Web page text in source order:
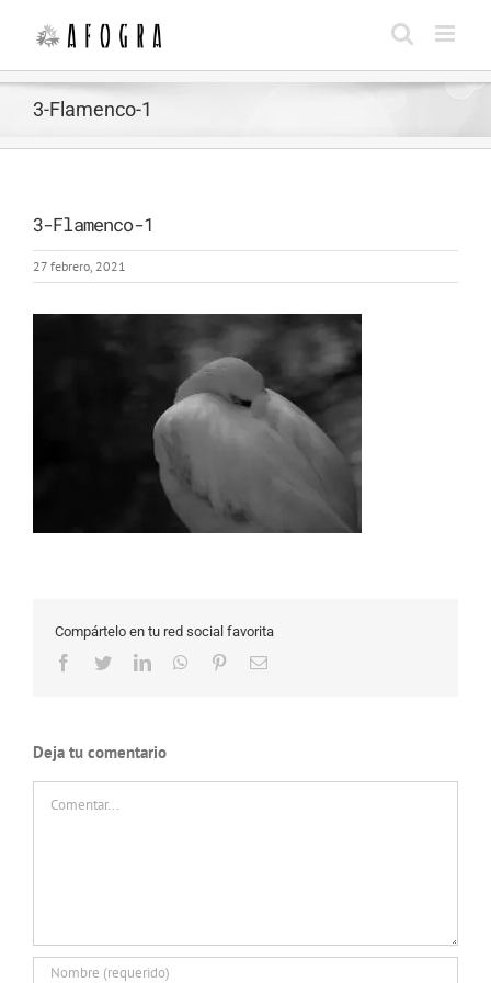
contenido
3-Flamenco-1
3-Flamenco-1
27 febrero, 2021
Compártelo en tu red social favorita
Facebook
TwitterLinkedInWhatsApp
PinterestCorreo
Deja tu comentario